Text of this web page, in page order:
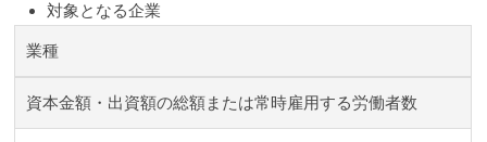
対象となる企業
業種
資本金額・出資額の総額または常時雇用する労働者数